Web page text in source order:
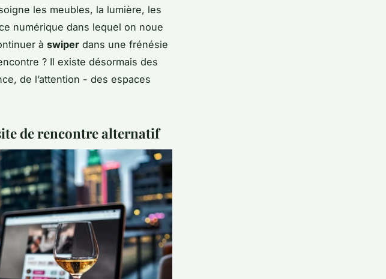
les meubles, la lumière, les
numérique dans lequel on noue
à swiper dans une frénésie
? Il existe désormais des
de l’attention - des espaces
de rencontre alternatif